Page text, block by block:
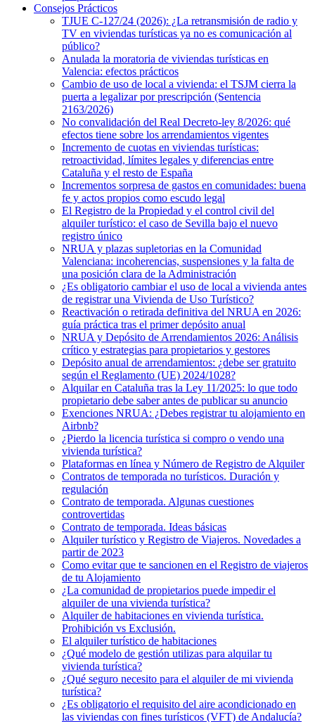
Consejos Prácticos
TJUE C-127/24 (2026): ¿La retransmisión de radio y
TV en viviendas turísticas ya no es comunicación al
público?
Anulada la moratoria de viviendas turísticas en
Valencia: efectos prácticos
Cambio de uso de local a vivienda: el TSJM cierra la
puerta a legalizar por prescripción (Sentencia
2163/2026)
No convalidación del Real Decreto-ley 8/2026: qué
efectos tiene sobre los arrendamientos vigentes
Incremento de cuotas en viviendas turísticas:
retroactividad, límites legales y diferencias entre
Cataluña y el resto de España
Incrementos sorpresa de gastos en comunidades: buena
fe y actos propios como escudo legal
El Registro de la Propiedad y el control civil del
alquiler turístico: el caso de Sevilla bajo el nuevo
registro único
NRUA y plazas supletorias en la Comunidad
Valenciana: incoherencias, suspensiones y la falta de
una posición clara de la Administración
¿Es obligatorio cambiar el uso de local a vivienda antes
de registrar una Vivienda de Uso Turístico?
Reactivación o retirada definitiva del NRUA en 2026:
guía práctica tras el primer depósito anual
NRUA y Depósito de Arrendamientos 2026: Análisis
crítico y estrategias para propietarios y gestores
Depósito anual de arrendamientos: ¿debe ser gratuito
según el Reglamento (UE) 2024/1028?
Alquilar en Cataluña tras la Ley 11/2025: lo que todo
propietario debe saber antes de publicar su anuncio
Exenciones NRUA: ¿Debes registrar tu alojamiento en
Airbnb?
¿Pierdo la licencia turística si compro o vendo una
vivienda turística?
Plataformas en línea y Número de Registro de Alquiler
Contratos de temporada no turísticos. Duración y
regulación
Contrato de temporada. Algunas cuestiones
controvertidas
Contrato de temporada. Ideas básicas
Alquiler turístico y Registro de Viajeros. Novedades a
partir de 2023
Como evitar que te sancionen en el Registro de viajeros
de tu Alojamiento
¿La comunidad de propietarios puede impedir el
alquiler de una vivienda turística?
Alquiler de habitaciones en vivienda turística.
Prohibición vs Exclusión.
El alquiler turístico de habitaciones
¿Qué modelo de gestión utilizas para alquilar tu
vivienda turística?
¿Qué seguro necesito para el alquiler de mi vivienda
turística?
¿Es obligatorio el requisito del aire acondicionado en
las viviendas con fines turísticos (VFT) de Andalucía?